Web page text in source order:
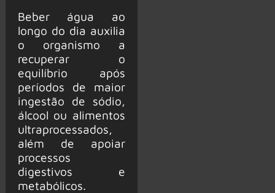
Beber água ao
longo do dia auxilia
o organismo a
recuperar o
equilíbrio após
períodos de maior
ingestão de sódio,
álcool ou alimentos
ultraprocessados,
além de apoiar
processos
digestivos e
metabólicos.